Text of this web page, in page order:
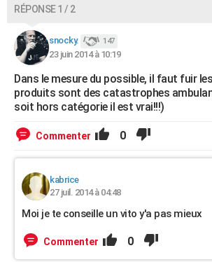
RÉPONSE 1 / 2
snocky. 147
23 juin 2014 à 10:19
Dans le mesure du possible, il faut fuir
produits sont des catastrophes
soit hors catégorie il est vrai!!!)
Commenter 0
kabrice
27 juil. 2014 à 04:48
Moi je te conseille un vito y'a pas mieux
Commenter 0